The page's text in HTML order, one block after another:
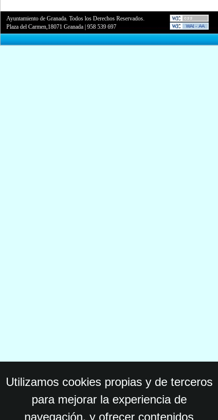
Ayuntamiento de Granada. Todos los Derechos Reservados.
Plaza del Carmen,18071 Granada |958 539 697
Utilizamos cookies propias y de terceros
para mejorar la experiencia de
navegación, y ofrecer contenidos